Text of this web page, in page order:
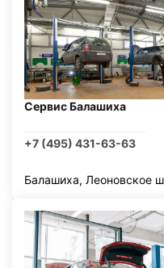
Сервис Балашиха
+7 (495) 431-63-63
Балашиха, Леоновское